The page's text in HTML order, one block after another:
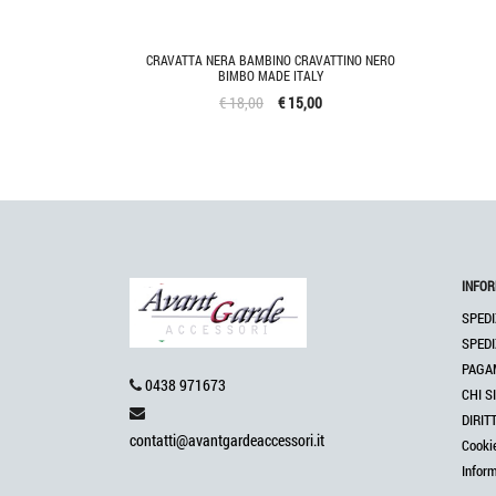
CRAVATTA NERA BAMBINO CRAVATTINO NERO
BIMBO MADE ITALY
€ 18,00 € 15,00
0438 971673
contatti@avantgardeaccessori.it
CHI